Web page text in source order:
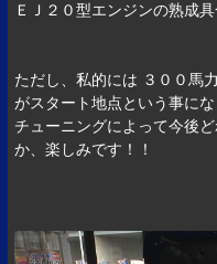
ＥＪ２０型エンジンの熟成
ただし、私的には ３００馬
がスタート地点という事にな
チューニングによって今後
か、楽しみです！！